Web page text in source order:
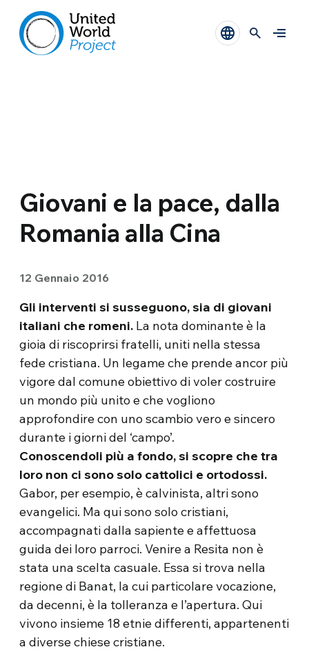
Giovani e la pace, dalla
Romania alla Cina
12 Gennaio 2016
Gli interventi si susseguono, sia di giovani
italiani che romeni. La nota dominante è la
gioia di riscoprirsi fratelli, uniti nella stessa
fede cristiana. Un legame che prende ancor più
vigore dal comune obiettivo di voler costruire
un mondo più unito e che vogliono
approfondire con uno scambio vero e sincero
durante i giorni del ‘campo’.
Conoscendoli più a fondo, si scopre che tra
loro non ci sono solo cattolici e ortodossi.
Gabor, per esempio, è calvinista, altri sono
evangelici. Ma qui sono solo cristiani,
accompagnati dalla sapiente e affettuosa
guida dei loro parroci. Venire a Resita non è
stata una scelta casuale. Essa si trova nella
regione di Banat, la cui particolare vocazione,
da decenni, è la tolleranza e l’apertura. Qui
vivono insieme 18 etnie differenti, appartenenti
a diverse chiese cristiane.